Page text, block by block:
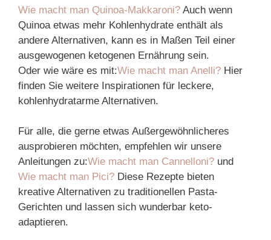
Wie macht man Quinoa-Makkaroni? Auch wenn
Quinoa etwas mehr Kohlenhydrate enthält als
andere Alternativen, kann es in Maßen Teil einer
ausgewogenen ketogenen Ernährung sein.
Oder wie wäre es mit:Wie macht man Anelli? Hier
finden Sie weitere Inspirationen für leckere,
kohlenhydratarme Alternativen.
Für alle, die gerne etwas Außergewöhnlicheres
ausprobieren möchten, empfehlen wir unsere
Anleitungen zu:Wie macht man Cannelloni? und
Wie macht man Pici? Diese Rezepte bieten
kreative Alternativen zu traditionellen Pasta-
Gerichten und lassen sich wunderbar keto-
adaptieren.